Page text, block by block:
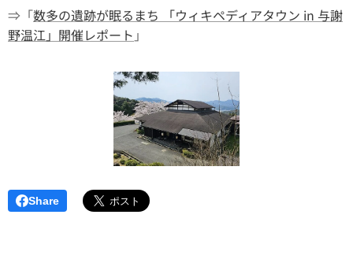
⇒「数多の遺跡が眠るまち 「ウィキペディアタウン in 与謝
野温江」開催レポート 」
Share